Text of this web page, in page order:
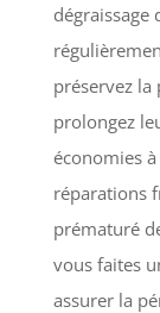
dégraissage
préservez
prolongez
économies
réparations
prématuré
vous faites
assurer la